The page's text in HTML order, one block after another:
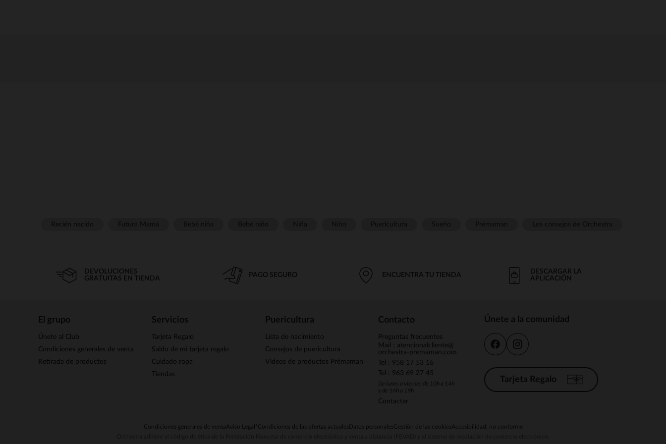
DEVOLUCIONES
GRATUITAS EN TIENDA
PAGO SEGURO ENCUENTRA TU TIENDA
DESCARGAR LA
APLICACIÓN
El grupo
Únete al Club
Condiciones generales de venta
Retirada de productos
Servicios
Tarjeta Regalo
Saldo de mi tarjeta regalo
Cuidado ropa
Tiendas
Puericultura
Lista de nacimiento
Consejos de puericultura
Vídeos de productos Prémaman
Contacto
Preguntas frecuentes
Mail : atencionalcliente@
orchestra-premaman.com
Tel : 958 17 53 16
Tel : 963 69 27 45
De lunes a viernes de 10h a 14h
y de 16h a 19h
Contactar
Únete a la comunidad
Tarjeta Regalo
Condiciones generales de ventaAviso Legal *Condiciones de las ofertas actuales Datos personalesGestión de las cookiesAccesibilidad: no conforme